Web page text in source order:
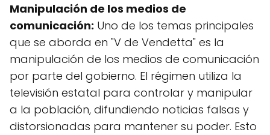
Manipulación de los medios de
comunicación: Uno de los temas principales
que se aborda en "V de Vendetta" es la
manipulación de los medios de comunicación
por parte del gobierno. El régimen utiliza la
televisión estatal para controlar y manipular
a la población, difundiendo noticias falsas y
distorsionadas para mantener su poder. Esto